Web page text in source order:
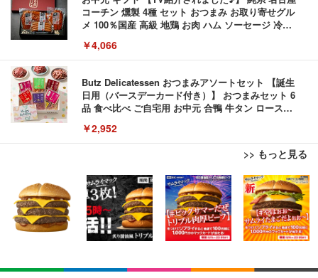
コーチン 燻製 4種 セット おつまみ お取り寄せグル
メ 100％国産 高級 地鶏 お肉 ハム ソーセージ 冷凍
B-R
￥4,066
Butz Delicatessen おつまみアソートセット 【誕生
日用（バースデーカード付き）】 おつまみセット 6
品 食べ比べ ご自宅用 お中元 合鴨 牛タン ロースト
お取り寄せ 肉 国産 ビール オードブル 3000円
￥2,952
>> もっと見る
ブラックニッカ ニッカ Nikka ウィスキー4000ml ブ
ラックニッカクリア ウヰスキー 【日本 アサヒ ウィ
スキー】 大容量 お得 4リットル
￥3,940
【Amazon.co.jp限定】コロナ・エキストラ Corona
マイケル・ジャクソン Ｔｈｉｓ Ｉｓ Ｉｔ